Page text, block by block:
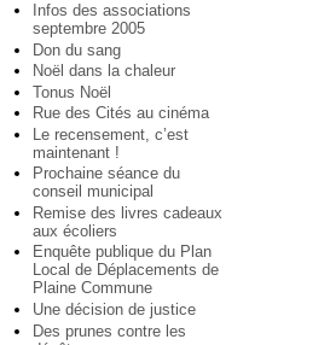
Infos des associations
septembre 2005
Don du sang
Noël dans la chaleur
Tonus Noël
Rue des Cités au cinéma
Le recensement, c’est
maintenant !
Prochaine séance du
conseil municipal
Remise des livres cadeaux
aux écoliers
Enquête publique du Plan
Local de Déplacements de
Plaine Commune
Une décision de justice
Des prunes contre les